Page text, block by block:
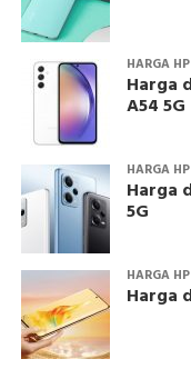
HARGA HP
Harga
A54 5G
HARGA HP
Harga
5G
HARGA HP
Harga